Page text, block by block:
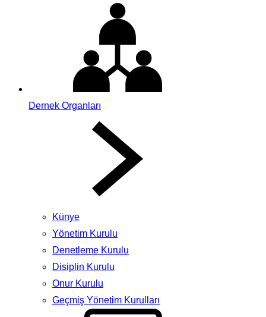
Dernek Organları
Künye
Yönetim Kurulu
Denetleme Kurulu
Disiplin Kurulu
Onur Kurulu
Geçmiş Yönetim Kurulları